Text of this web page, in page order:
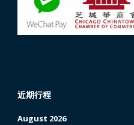
近期行程
August 2026